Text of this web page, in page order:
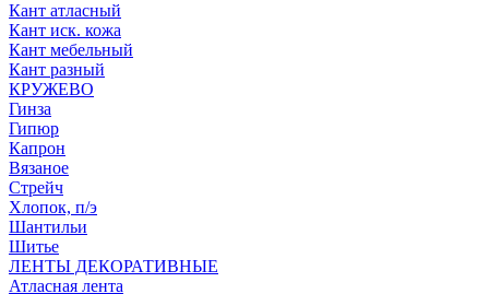
Кант атласный
Кант иск. кожа
Кант мебельный
Кант разный
КРУЖЕВО
Гинза
Гипюр
Капрон
Вязаное
Стрейч
Хлопок, п/э
Шантильи
Шитье
ЛЕНТЫ ДЕКОРАТИВНЫЕ
Атласная лента